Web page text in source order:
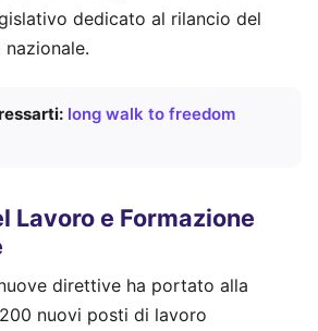
dedicato al rilancio del
long walk to freedom
Lavoro e Formazione
direttive ha portato alla
nuovi posti di lavoro